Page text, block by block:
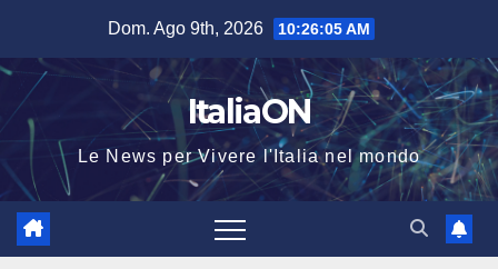
contenuto
Dom. Ago 9th, 2026 10:26:05 AM
ItaliaON
Le News per Vivere l'Italia nel mondo